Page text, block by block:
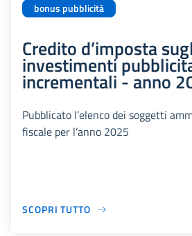
bonus pubblicità
Credito d’imposta
investimenti
incrementali - anno
Pubblicato l’elenco dei soggetti
fiscale per l’anno 2025
SCOPRI TUTTO